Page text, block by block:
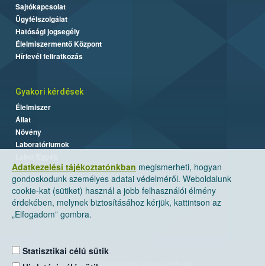
Adatkezelési tájékoztatónkban megismerheti, hogyan
gondoskodunk személyes adatai védelméről. Weboldalunk
cookie-kat (sütiket) használ a jobb felhasználói élmény
érdekében, melynek biztosításához kérjük, kattintson az
„Elfogadom” gombra.
Statisztikai célú sütik
Sajtókapcsolat
Ügyfélszolgálat
Hatósági jogsegély
Élelmiszermentő Központ
Hírlevél feliratkozás
Gyakori kérdések
Élelmiszer
Állat
Növény
Laboratóriumok
Nemzeti Élelmiszerlánc-biztonsági Hivatal